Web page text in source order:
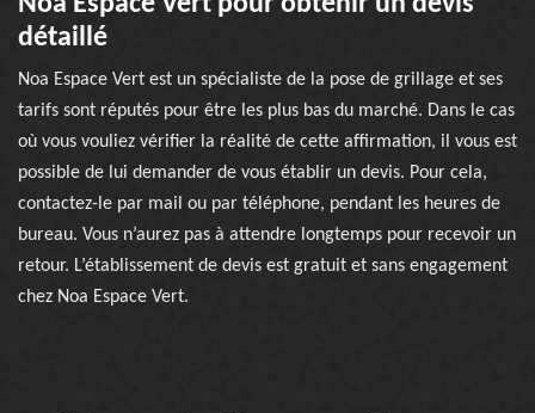
détaillé
Noa Espace Vert est un spécialiste de la pose de grillage et ses
tarifs sont réputés pour être les plus bas du marché. Dans le cas
où vous vouliez vérifier la réalité de cette affirmation, il vous est
possible de lui demander de vous établir un devis. Pour cela,
contactez-le par mail ou par téléphone, pendant les heures de
bureau. Vous n’aurez pas à attendre longtemps pour recevoir un
retour. L’établissement de devis est gratuit et sans engagement
chez Noa Espace Vert.